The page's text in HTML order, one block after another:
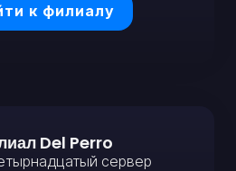
к филиалу
Del Perro
сервер